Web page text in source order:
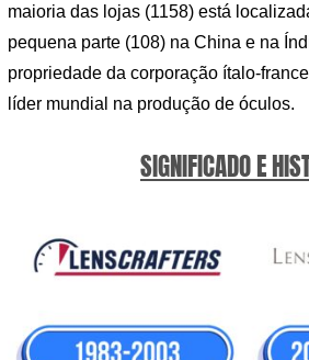
maioria das lojas (1158) está
pequena parte (108) na China e na
propriedade da corporação ítalo-
líder mundial na produção de óculos.
SIGNIFICADO E